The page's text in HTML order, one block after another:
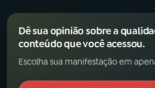
Dê sua opinião sobre a
conteúdo que você acessou.
Escolha sua manifestação em